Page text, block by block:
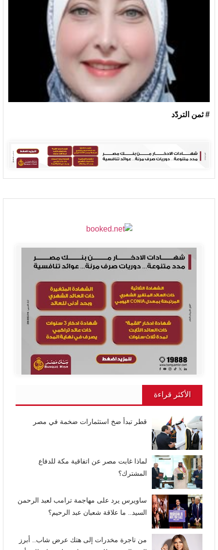
# ثمن التردّد
الأكثر قراءة
قطر تبدأ ضخ استثمارات ضخمة في مصر
لماذا غابت مصر عن اتفاقية مكة للدفاع
المشترك؟
ساويرس يرد على مهاجمة ترامب لعبد الرحمن
السيد.. ما علاقة شعبان عبد الرحيم؟
من تاجرة مخدرات إلى هتك عرض شاب.. أبرز